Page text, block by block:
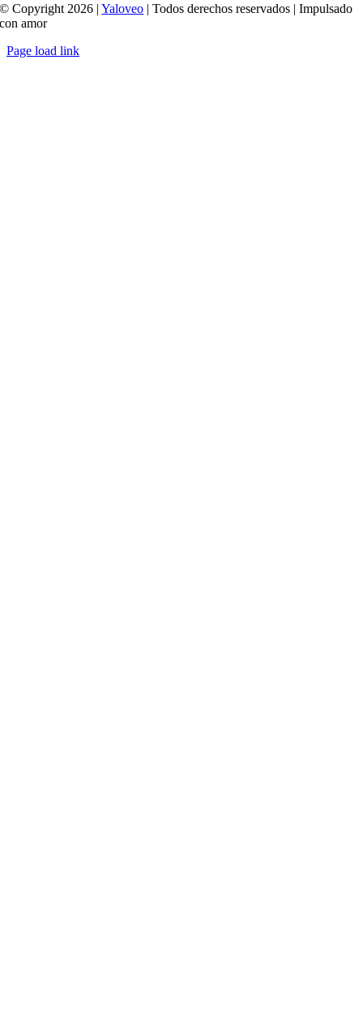
© Copyright 2026 |Yaloveo | Todos derechos reservados | Impulsado
con amor
Page load link